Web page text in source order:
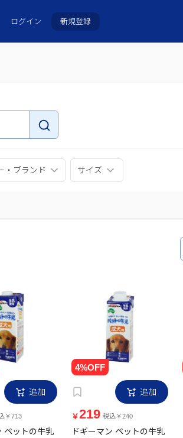
ログイン 新規登録
・ブランド サイズ
追加
￥713
ペットの牛乳
追加
￥219 税込￥240
ドギーマン ペットの牛乳